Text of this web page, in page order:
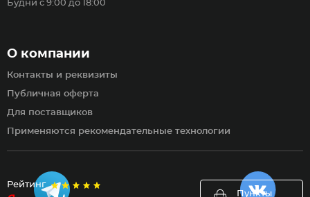
Рейтинг
Пункты
О компании
Контакты и реквизиты
Публичная оферта
Для поставщиков
Применяются рекомендательные технологии
Будни с 9:00 до 18:00